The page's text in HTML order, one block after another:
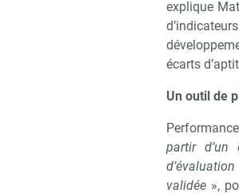
explique
écarts
Un outil de
partir d’un
validée »,